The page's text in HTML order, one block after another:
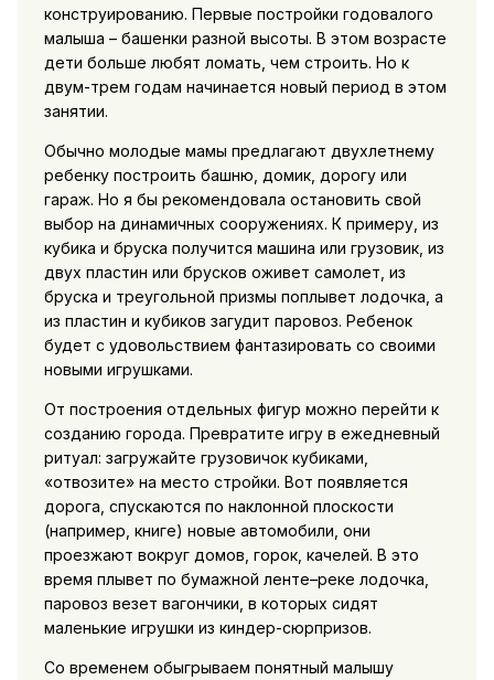
конструированию. Первые постройки годовалого
малыша – башенки разной высоты. В этом возрасте
дети больше любят ломать, чем строить. Но к
двум-трем годам начинается новый период в этом
занятии.
Обычно молодые мамы предлагают двухлетнему
ребенку построить башню, домик, дорогу или
гараж. Но я бы рекомендовала остановить свой
выбор на динамичных сооружениях. К примеру, из
кубика и бруска получится машина или грузовик, из
двух пластин или брусков оживет самолет, из
бруска и треугольной призмы поплывет лодочка, а
из пластин и кубиков загудит паровоз. Ребенок
будет с удовольствием фантазировать со своими
новыми игрушками.
От построения отдельных фигур можно перейти к
созданию города. Превратите игру в ежедневный
ритуал: загружайте грузовичок кубиками,
«отвозите» на место стройки. Вот появляется
дорога, спускаются по наклонной плоскости
(например, книге) новые автомобили, они
проезжают вокруг домов, горок, качелей. В это
время плывет по бумажной ленте–реке лодочка,
паровоз везет вагончики, в которых сидят
маленькие игрушки из киндер-сюрпризов.
Со временем обыгрываем понятный малышу